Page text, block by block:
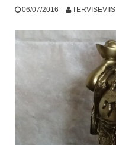
06/07/2016 TERVISEVIIS